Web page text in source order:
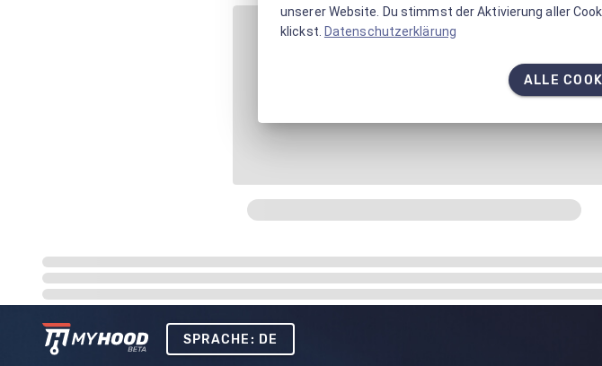
SPRACHE: DE
unserer Website. Du stimmst der Aktivierung aller
klickst. Datenschutzerklärung
ALLE